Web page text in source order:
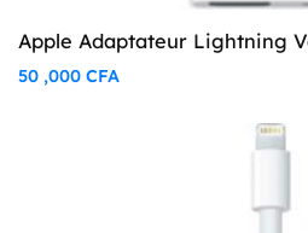
Apple Adaptateur Lightning
50 ,000 CFA